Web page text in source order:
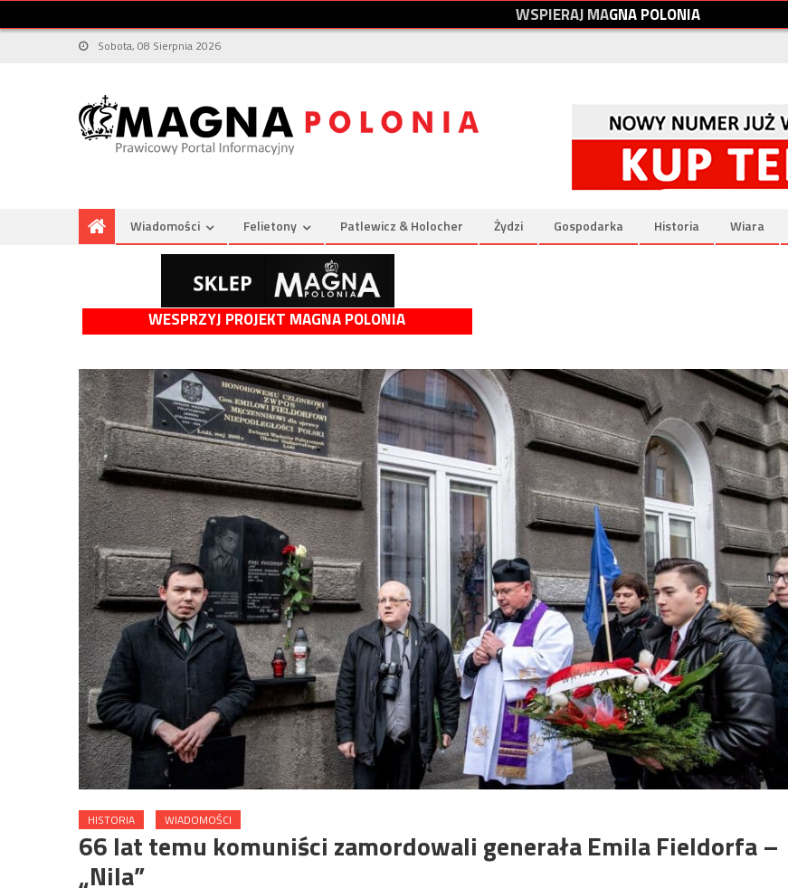
WSPIERAJMAGNAPOLONIA
Sobota, 08 Sierpnia 2026
Wiadomości Felietony Patlewicz & Holocher Żydzi Gospodarka Historia Wiara
WESPRZYJ PROJEKT MAGNA POLONIA
HISTORIA WIADOMOŚCI
66 lat temu komuniści zamordowali generała Emila Fieldorfa –
„Nila”